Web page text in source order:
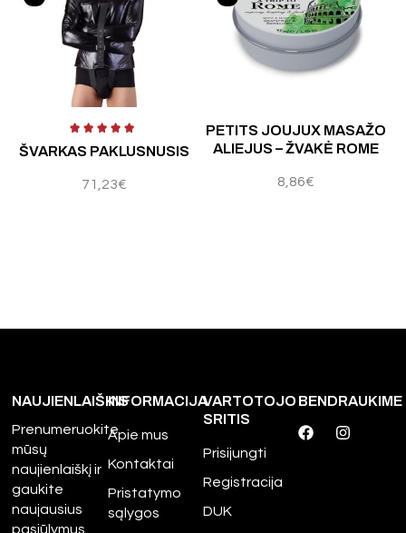
ŠVARKAS PAKLUSNUSIS
71,23€
PETITS JOUJUX MASAŽO
ALIEJUS – ŽVAKĖ ROME
8,86€
NAUJIENLAIŠKIS
Prenumeruokite
mūsų
naujienlaiškį ir
gaukite
naujausius
pasiūlymus
INFORMACIJA
Apie mus
Kontaktai
Pristatymo
sąlygos
VARTOTOJO
SRITIS
Prisijungti
Registracija
DUK
BENDRAUKIME